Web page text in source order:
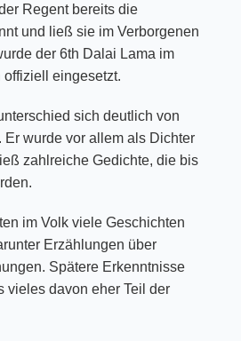
Regent bereits die
und ließ sie im Verborgenen
der 6th Dalai Lama im
eingesetzt.
sich deutlich von
Er wurde vor allem als Dichter
zahlreiche Gedichte, die bis
im Volk viele Geschichten
Erzählungen über
Spätere Erkenntnisse
vieles davon eher Teil der